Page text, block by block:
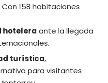
158 habitaciones
hotelera ante la llegada
turística,
para visitantes